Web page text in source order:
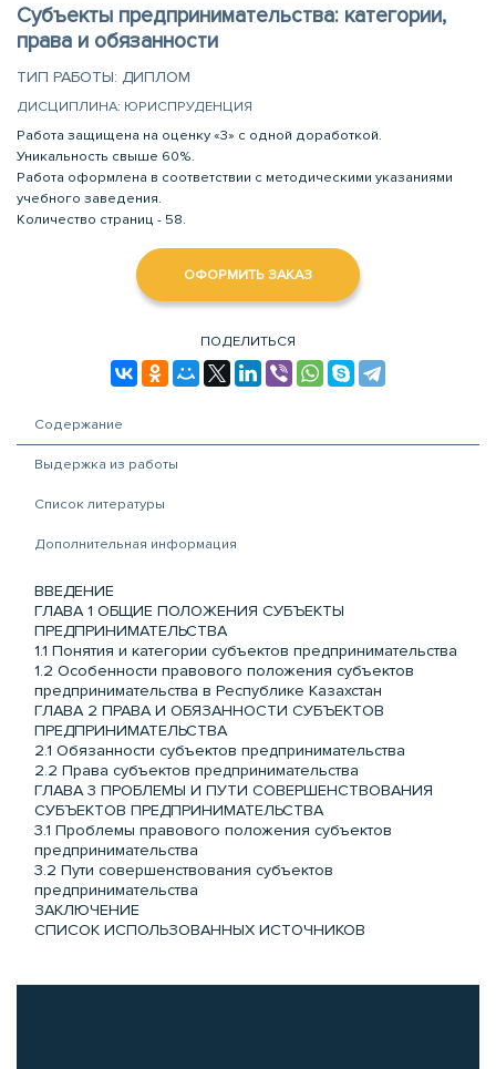
Субъекты предпринимательства: категории,
права и обязанности
ТИП РАБОТЫ: ДИПЛОМ
ДИСЦИПЛИНА: ЮРИСПРУДЕНЦИЯ
Работа защищена на оценку «3» с одной доработкой.
Уникальность свыше 60%.
Работа оформлена в соответствии с методическими указаниями
учебного заведения.
Количество страниц - 58.
ОФОРМИТЬ ЗАКАЗ
ПОДЕЛИТЬСЯ
Содержание
Выдержка из работы
Список литературы
Дополнительная информация
ВВЕДЕНИЕ
ГЛАВА 1 ОБЩИЕ ПОЛОЖЕНИЯ СУБЪЕКТЫ
ПРЕДПРИНИМАТЕЛЬСТВА
1.1 Понятия и категории субъектов предпринимательства
1.2 Особенности правового положения субъектов
предпринимательства в Республике Казахстан
ГЛАВА 2 ПРАВА И ОБЯЗАННОСТИ СУБЪЕКТОВ
ПРЕДПРИНИМАТЕЛЬСТВА
2.1 Обязанности субъектов предпринимательства
2.2 Права субъектов предпринимательства
ГЛАВА 3 ПРОБЛЕМЫ И ПУТИ СОВЕРШЕНСТВОВАНИЯ
СУБЪЕКТОВ ПРЕДПРИНИМАТЕЛЬСТВА
3.1 Проблемы правового положения субъектов
предпринимательства
3.2 Пути совершенствования субъектов
предпринимательства
ЗАКЛЮЧЕНИЕ
СПИСОК ИСПОЛЬЗОВАННЫХ ИСТОЧНИКОВ